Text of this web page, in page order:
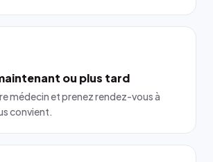
ou plus tard
médecin et prenez rendez-vous à
convient.